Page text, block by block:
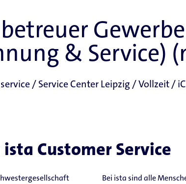
& Service)
/ Service Center Leipzig / Vollzeit /
Customer Service
Bei ista sind alle